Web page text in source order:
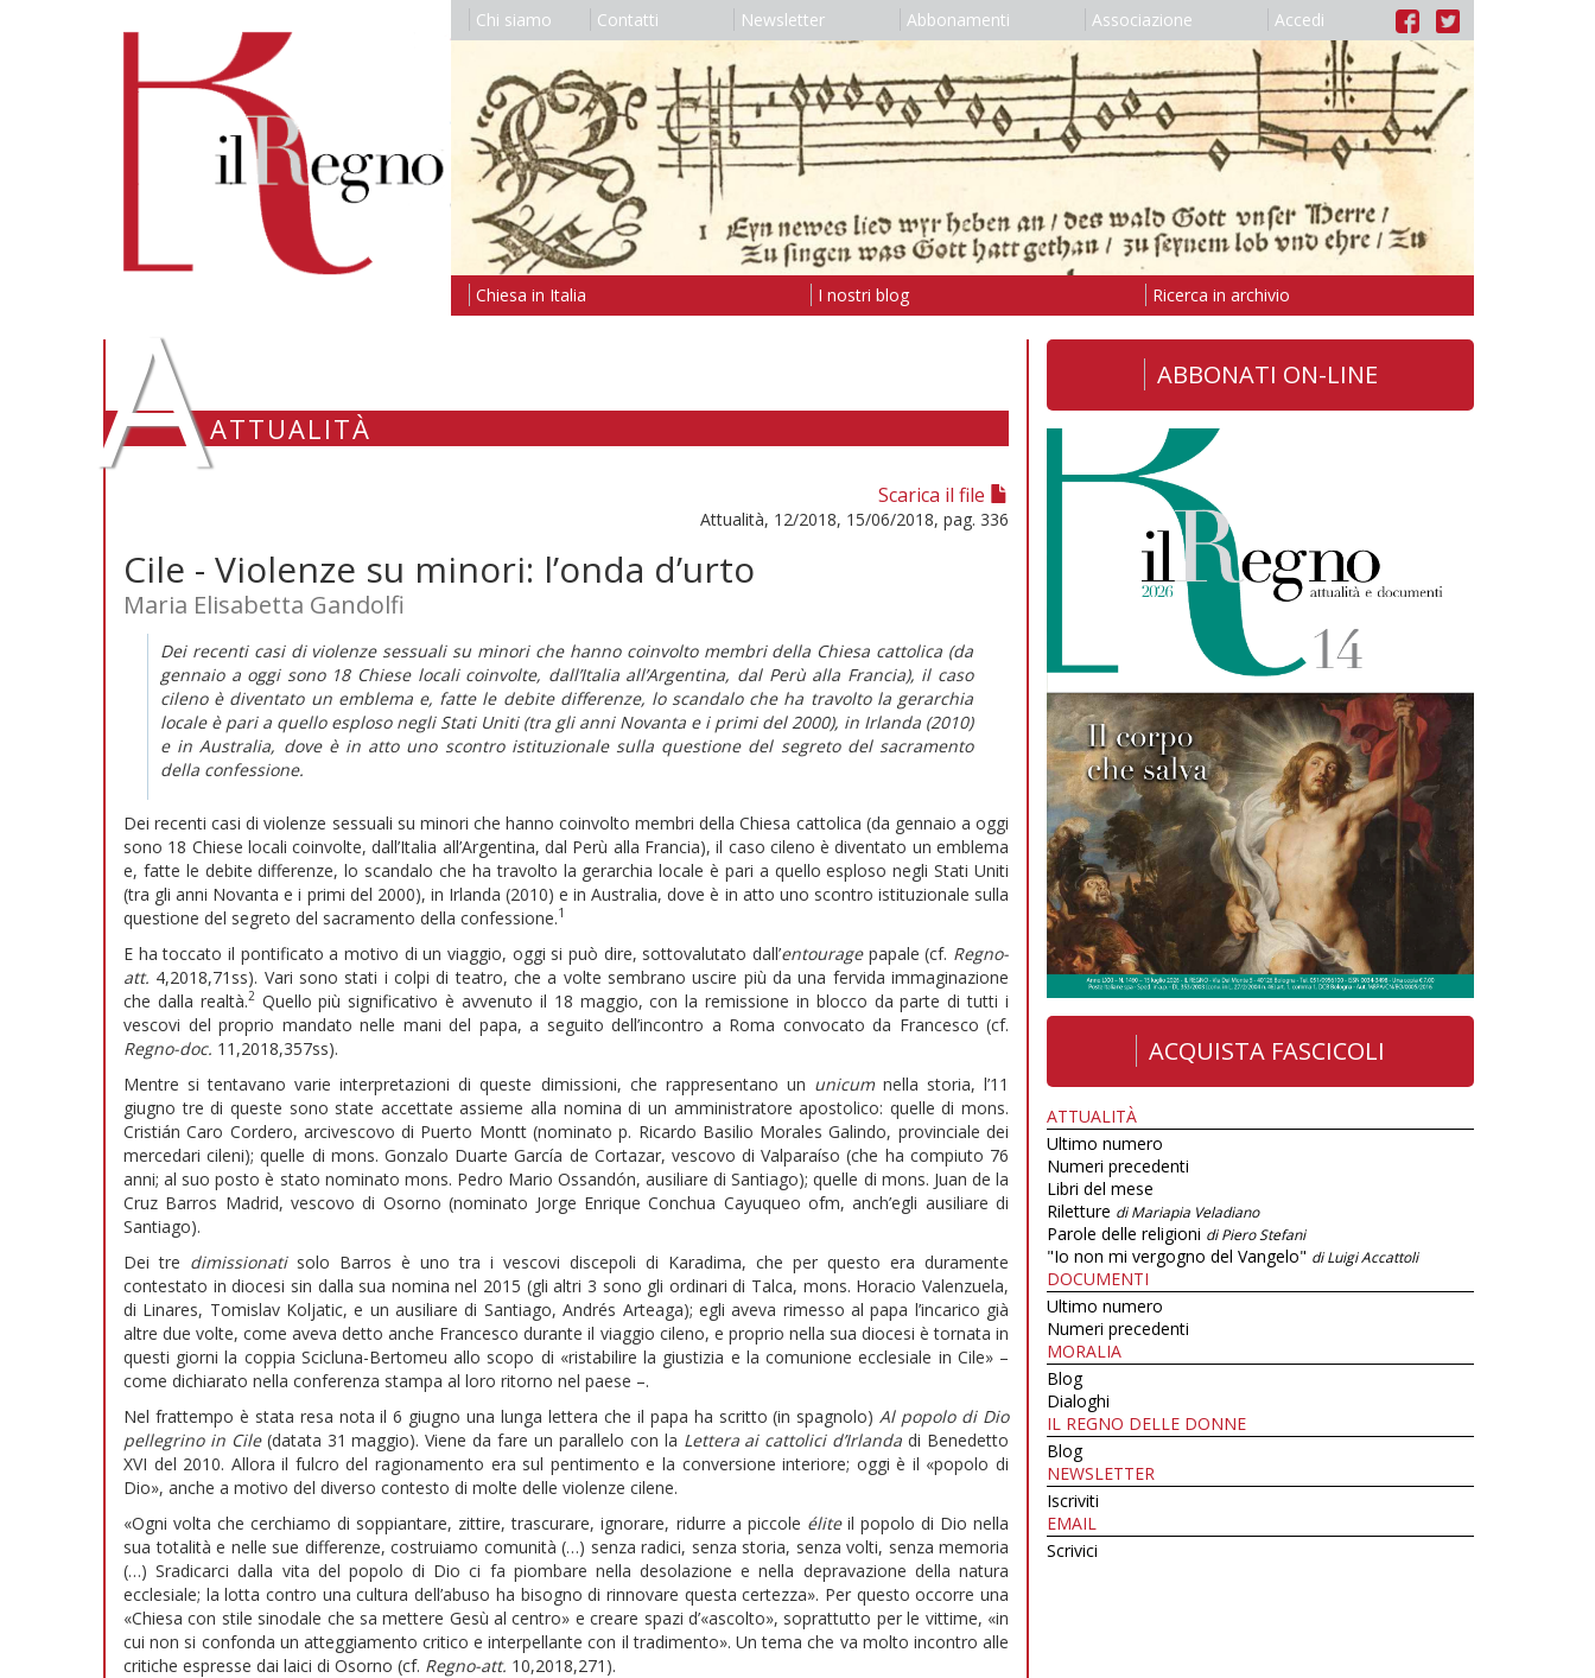
Chi siamo Contatti Newsletter Abbonamenti Associazione Accedi
Chiesa in Italia I nostri blog Ricerca in archivio
AATTUALITÀ
Scarica il file
Attualità, 12/2018, 15/06/2018, pag. 336
Cile - Violenze su minori: l’onda d’urto
Maria Elisabetta Gandolfi
Dei recenti casi di violenze sessuali su minori che hanno coinvolto membri della Chiesa cattolica (da
gennaio a oggi sono 18 Chiese locali coinvolte, dall’Italia all’Argentina, dal Perù alla Francia), il caso
cileno è diventato un emblema e, fatte le debite differenze, lo scandalo che ha travolto la gerarchia
locale è pari a quello esploso negli Stati Uniti (tra gli anni Novanta e i primi del 2000), in Irlanda (2010)
e in Australia, dove è in atto uno scontro istituzionale sulla questione del segreto del sacramento
della confessione.
Dei recenti casi di violenze sessuali su minori che hanno coinvolto membri della Chiesa cattolica (da gennaio a oggi
sono 18 Chiese locali coinvolte, dall’Italia all’Argentina, dal Perù alla Francia), il caso cileno è diventato un emblema
e, fatte le debite differenze, lo scandalo che ha travolto la gerarchia locale è pari a quello esploso negli Stati Uniti
(tra gli anni Novanta e i primi del 2000), in Irlanda (2010) e in Australia, dove è in atto uno scontro istituzionale sulla
questione del segreto del sacramento della confessione.1
E ha toccato il pontificato a motivo di un viaggio, oggi si può dire, sottovalutato dall’entouragepapale (cf. Regno-
att. 4,2018,71ss). Vari sono stati i colpi di teatro, che a volte sembrano uscire più da una fervida immaginazione
che dalla realtà.2Quello più significativo è avvenuto il 18 maggio, con la remissione in blocco da parte di tutti i
vescovi del proprio mandato nelle mani del papa, a seguito dell’incontro a Roma convocato da Francesco (cf.
Regno-doc. 11,2018,357ss).
Mentre si tentavano varie interpretazioni di queste dimissioni, che rappresentano un unicumnella storia, l’11
giugno tre di queste sono state accettate assieme alla nomina di un amministratore apostolico: quelle di mons.
Cristián Caro Cordero, arcivescovo di Puerto Montt (nominato p. Ricardo Basilio Morales Galindo, provinciale dei
mercedari cileni); quelle di mons. Gonzalo Duarte García de Cortazar, vescovo di Valparaíso (che ha compiuto 76
anni; al suo posto è stato nominato mons. Pedro Mario Ossandón, ausiliare di Santiago); quelle di mons. Juan de la
Cruz Barros Madrid, vescovo di Osorno (nominato Jorge Enrique Conchua Cayuqueo ofm, anch’egli ausiliare di
Santiago).
Dei tre dimissionati solo Barros è uno tra i vescovi discepoli di Karadima, che per questo era duramente
contestato in diocesi sin dalla sua nomina nel 2015 (gli altri 3 sono gli ordinari di Talca, mons. Horacio Valenzuela,
di Linares, Tomislav Koljatic, e un ausiliare di Santiago, Andrés Arteaga); egli aveva rimesso al papa l’incarico già
altre due volte, come aveva detto anche Francesco durante il viaggio cileno, e proprio nella sua diocesi è tornata in
questi giorni la coppia Scicluna-Bertomeu allo scopo di «ristabilire la giustizia e la comunione ecclesiale in Cile» –
come dichiarato nella conferenza stampa al loro ritorno nel paese –.
Nel frattempo è stata resa nota il 6 giugno una lunga lettera che il papa ha scritto (in spagnolo) Al popolo di Dio
pellegrino in Cile(datata 31 maggio). Viene da fare un parallelo con la Lettera ai cattolici d’Irlanda di Benedetto
XVI del 2010. Allora il fulcro del ragionamento era sul pentimento e la conversione interiore; oggi è il «popolo di
Dio», anche a motivo del diverso contesto di molte delle violenze cilene.
«Ogni volta che cerchiamo di soppiantare, zittire, trascurare, ignorare, ridurre a piccole éliteil popolo di Dio nella
sua totalità e nelle sue differenze, costruiamo comunità (…) senza radici, senza storia, senza volti, senza memoria
(…) Sradicarci dalla vita del popolo di Dio ci fa piombare nella desolazione e nella depravazione della natura
ecclesiale; la lotta contro una cultura dell’abuso ha bisogno di rinnovare questa certezza». Per questo occorre una
«Chiesa con stile sinodale che sa mettere Gesù al centro» e creare spazi d’«ascolto», soprattutto per le vittime, «in
cui non si confonda un atteggiamento critico e interpellante con il tradimento». Un tema che va molto incontro alle
critiche espresse dai laici di Osorno (cf. Regno-att. 10,2018,271).
ABBONATI ON-LINE
ACQUISTA FASCICOLI
ATTUALITÀ
Ultimo numero
Numeri precedenti
Libri del mese
Riletture di Mariapia Veladiano
Parole delle religioni di Piero Stefani
"Io non mi vergogno del Vangelo" di Luigi Accattoli
DOCUMENTI
Ultimo numero
Numeri precedenti
MORALIA
Blog
Dialoghi
IL REGNO DELLE DONNE
Blog
NEWSLETTER
Iscriviti
EMAIL
Scrivici